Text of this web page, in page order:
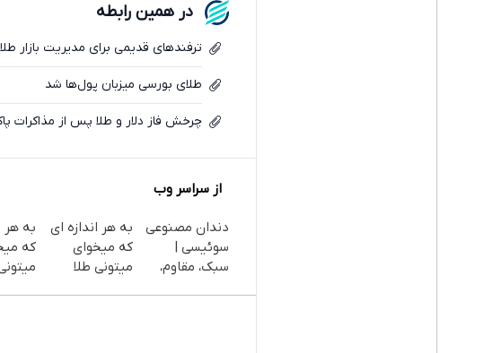
در همین رابطه
ترفندهای قدیمی برای مدیریت بازار طلا
طلای بورسی میزبان پول‌ها شد
چرخش فاز دلار و طلا پس از مذاکرات
از سراسر وب
دندان مصنوعی
سوئیسی |
سبک، مقاوم،
به هر اندازه ای
که میخوای
میتونی طلا
به هر
که